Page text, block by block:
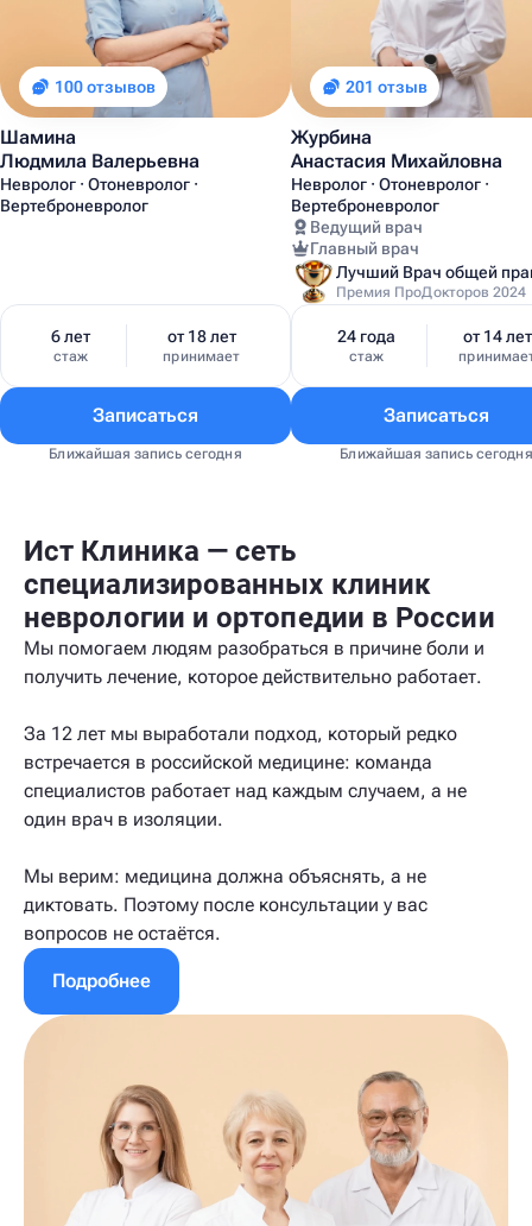
100 отзывов
Шамина
Людмила Валерьевна
Невролог · Отоневролог ·
Вертеброневролог
6 лет
стаж
от 18 лет
принимает
Записаться
Ближайшая запись сегодня
201 отзыв
Журбина
Анастасия Михайловна
Невролог · Отоневролог ·
Вертеброневролог
Ведущий врач
Главный врач
Премия ПроДокторов 2024
24 года
стаж
от 14 лет
Записаться
Ближайшая запись сегодня
Ист Клиника — сеть
специализированных клиник
неврологии и ортопедии в России
Мы помогаем людям разобраться в причине боли и
получить лечение, которое действительно работает.
За 12 лет мы выработали подход, который редко
встречается в российской медицине: команда
специалистов работает над каждым случаем, а не
один врач в изоляции.
Мы верим: медицина должна объяснять, а не
диктовать. Поэтому после консультации у вас
вопросов не остаётся.
Подробнее